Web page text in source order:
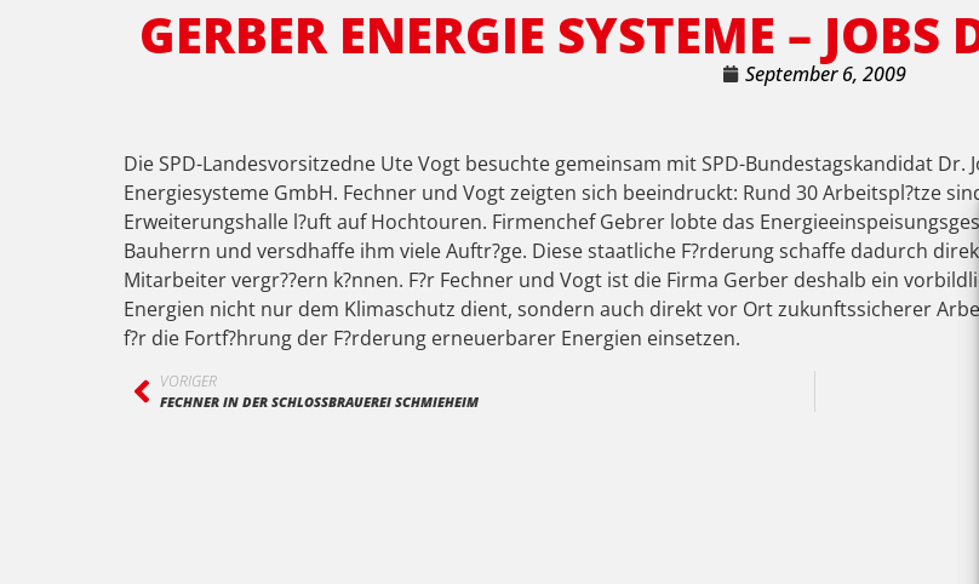
GERBER ENERGIE SYSTEME –
September 6, 2009
Die SPD-Landesvorsitzedne Ute Vogt besuchte gemeinsam mit SPD-Bundestagskandidat Dr.
Energiesysteme GmbH. Fechner und Vogt zeigten sich beeindruckt: Rund 30 Arbeitspl?tze
Erweiterungshalle l?uft auf Hochtouren. Firmenchef Gebrer lobte das
Bauherrn und versdhaffe ihm viele Auftr?ge. Diese staatliche F?rderung schaffe dadurch
Mitarbeiter vergr??ern k?nnen. F?r Fechner und Vogt ist die Firma Gerber deshalb ein
Energien nicht nur dem Klimaschutz dient, sondern auch direkt vor Ort zukunftssicherer
f?r die Fortf?hrung der F?rderung erneuerbarer Energien einsetzen.
VORIGER
FECHNER IN DER SCHLOSSBRAUEREI SCHMIEHEIM